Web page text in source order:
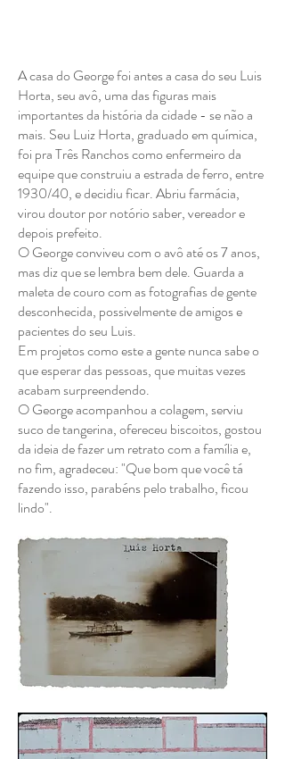
A casa do George foi antes a casa do seu Luis
Horta, seu avô, uma das figuras mais
importantes da história da cidade - se não a
mais. Seu Luiz Horta, graduado em química,
foi pra Três Ranchos como enfermeiro da
equipe que construiu a estrada de ferro, entre
1930/40, e decidiu ficar. Abriu farmácia,
virou doutor por notório saber, vereador e
depois prefeito.
O George conviveu com o avô até os 7 anos,
mas diz que se lembra bem dele. Guarda a
maleta de couro com as fotografias de gente
desconhecida, possivelmente de amigos e
pacientes do seu Luis.
Em projetos como este a gente nunca sabe o
que esperar das pessoas, que muitas vezes
acabam surpreendendo.
O George acompanhou a colagem, serviu
suco de tangerina, ofereceu biscoitos, gostou
da ideia de fazer um retrato com a família e,
no fim, agradeceu: "Que bom que você tá
fazendo isso, parabéns pelo trabalho, ficou
lindo".